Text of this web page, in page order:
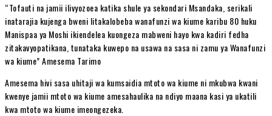
“Tofauti na jamii ilivyozoea katika shule ya sekondari Msandaka, serikali
inatarajia kujenga bweni litakalobeba wanafunzi wa kiume karibu 80 huku
Manispaa ya Moshi ikiendelea kuongeza mabweni hayo kwa kadiri fedha
zitakavyopatikana, tunataka kuwepo na usawa na sasa ni zamu ya Wanafunzi
wa kiume” Amesema Tarimo
Amesema hivi sasa uhitaji wa kumsaidia mtoto wa kiume ni mkubwa kwani
kwenye jamii mtoto wa kiume amesahaulika na ndiyo maana kasi ya ukatili
kwa mtoto wa kiume imeongezeka.